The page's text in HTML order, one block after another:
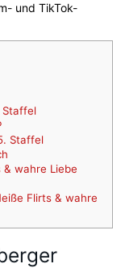
und TikTok-
Staffel
Staffel
& wahre Liebe
Flirts & wahre